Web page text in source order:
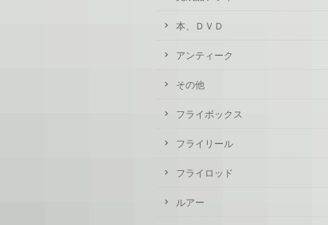
本、ＤＶＤ
アンティーク
その他
フライボックス
フライリール
フライロッド
ルアー